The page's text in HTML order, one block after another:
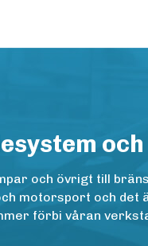
och övrigt till
motorsport och det
förbi våran